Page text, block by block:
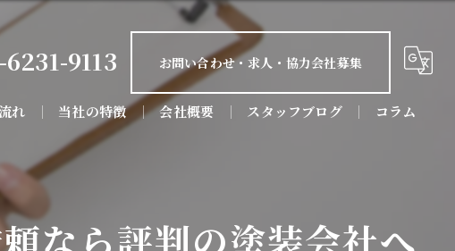
9113 お問い合わせ・求人・協力会社募集
れ 当社の特徴
屋根塗装
屋根工事
会社概要 スタッフブログ コラム
なら評判の塗装会社へ